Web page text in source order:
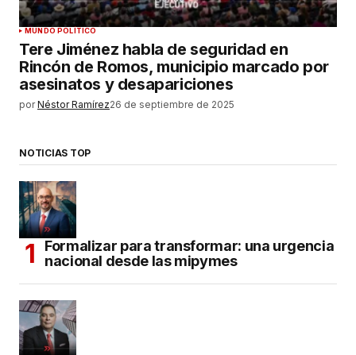
MUNDO POLÍTICO
Tere Jiménez habla de seguridad en
Rincón de Romos, municipio marcado por
asesinatos y desapariciones
por Néstor Ramírez26 de septiembre de 2025
NOTICIAS TOP
Formalizar para transformar: una urgencia
nacional desde las mipymes